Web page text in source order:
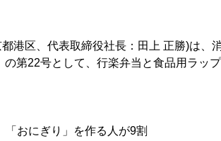
港区、代表取締役社長：田上 正勝)は、
第22号として、行楽弁当と食品用ラッ
おにぎり」を作る人が9割